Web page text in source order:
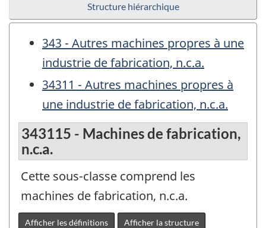
Structure hiérarchique
343 - Autres machines propres à une
industrie de fabrication, n.c.a.
34311 - Autres machines propres à
une industrie de fabrication, n.c.a.
343115 - Machines de fabrication,
n.c.a.
Cette sous-classe comprend les
machines de fabrication, n.c.a.
Afficher les définitions Afficher la structure